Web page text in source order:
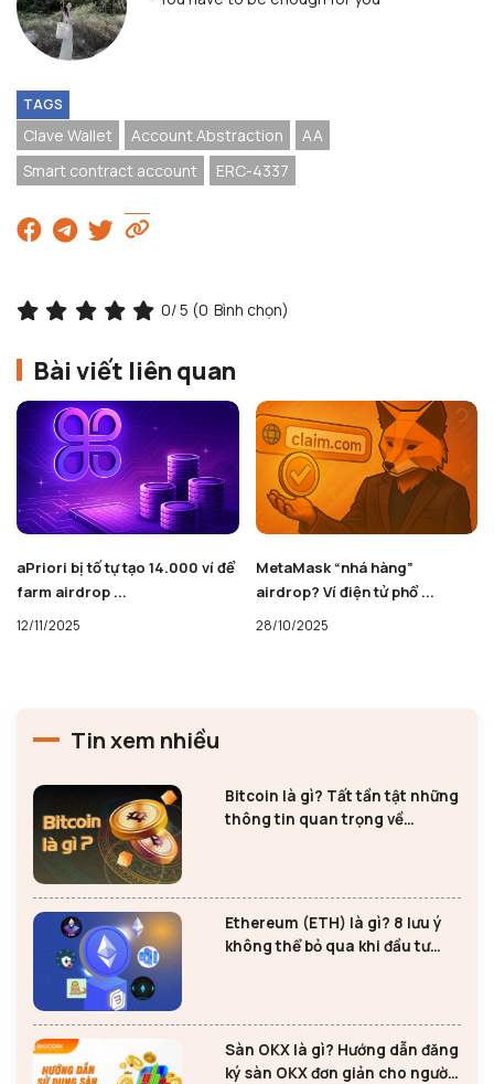
TAGS
Clave Wallet Account Abstraction
AA
Smart contract account
ERC-4337
0/ 5 (0 Bình chọn)
Bài viết liên quan
aPriori bị tố tự tạo 14.000 ví để
farm airdrop ...
12/11/2025
MetaMask “nhá hàng”
airdrop? Ví điện tử phổ ...
28/10/2025
Tin xem nhiều
Bitcoin là gì? Tất tần tật những
thông tin quan trọng về
Ethereum (ETH) là gì? 8 lưu ý
không thể bỏ qua khi đầu tư
Sàn OKX là gì? Hướng dẫn đăng
ký sàn OKX đơn giản cho người